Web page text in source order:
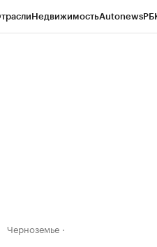
НедвижимостьAutonews
Черноземье